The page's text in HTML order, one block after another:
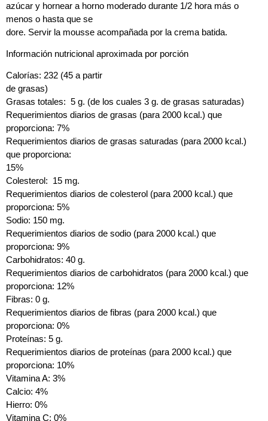
azúcar y hornear a horno moderado durante 1/2 hora más o
menos o hasta que se
dore. Servir la mousse acompañada por la crema batida.
Información nutricional aproximada por porción
Calorías: 232 (45 a partir
de grasas)
Grasas totales: 5 g. (de los cuales 3 g. de grasas saturadas)
Requerimientos diarios de grasas (para 2000 kcal.) que
proporciona: 7%
Requerimientos diarios de grasas saturadas (para 2000 kcal.)
que proporciona:
15%
Colesterol: 15 mg.
Requerimientos diarios de colesterol (para 2000 kcal.) que
proporciona: 5%
Sodio: 150 mg.
Requerimientos diarios de sodio (para 2000 kcal.) que
proporciona: 9%
Carbohidratos: 40 g.
Requerimientos diarios de carbohidratos (para 2000 kcal.) que
proporciona: 12%
Fibras: 0 g.
Requerimientos diarios de fibras (para 2000 kcal.) que
proporciona: 0%
Proteínas: 5 g.
Requerimientos diarios de proteínas (para 2000 kcal.) que
proporciona: 10%
Vitamina A: 3%
Calcio: 4%
Hierro: 0%
Vitamina C: 0%